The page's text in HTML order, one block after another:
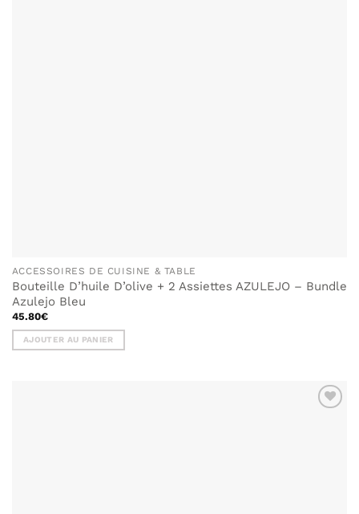
ACCESSOIRES DE CUISINE & TABLE
Bouteille D’huile D’olive + 2 Assiettes AZULEJO – Bundle
Azulejo Bleu
45.80€
AJOUTER AU PANIER